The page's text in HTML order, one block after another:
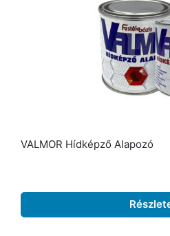
VALMOR Hídképző Alapozó